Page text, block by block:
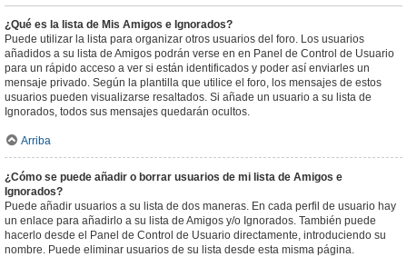
¿Qué es la lista de Mis Amigos e Ignorados?
Puede utilizar la lista para organizar otros usuarios del foro. Los usuarios
añadidos a su lista de Amigos podrán verse en en Panel de Control de Usuario
para un rápido acceso a ver si están identificados y poder así enviarles un
mensaje privado. Según la plantilla que utilice el foro, los mensajes de estos
usuarios pueden visualizarse resaltados. Si añade un usuario a su lista de
Ignorados, todos sus mensajes quedarán ocultos.
Arriba
¿Cómo se puede añadir o borrar usuarios de mi lista de Amigos e
Ignorados?
Puede añadir usuarios a su lista de dos maneras. En cada perfil de usuario hay
un enlace para añadirlo a su lista de Amigos y/o Ignorados. También puede
hacerlo desde el Panel de Control de Usuario directamente, introduciendo su
nombre. Puede eliminar usuarios de su lista desde esta misma página.